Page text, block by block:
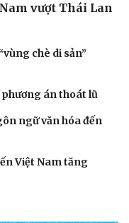
vượt Thái Lan
chè di sản”
phương án thoát lũ
ngữ văn hóa đến
Việt Nam tăng